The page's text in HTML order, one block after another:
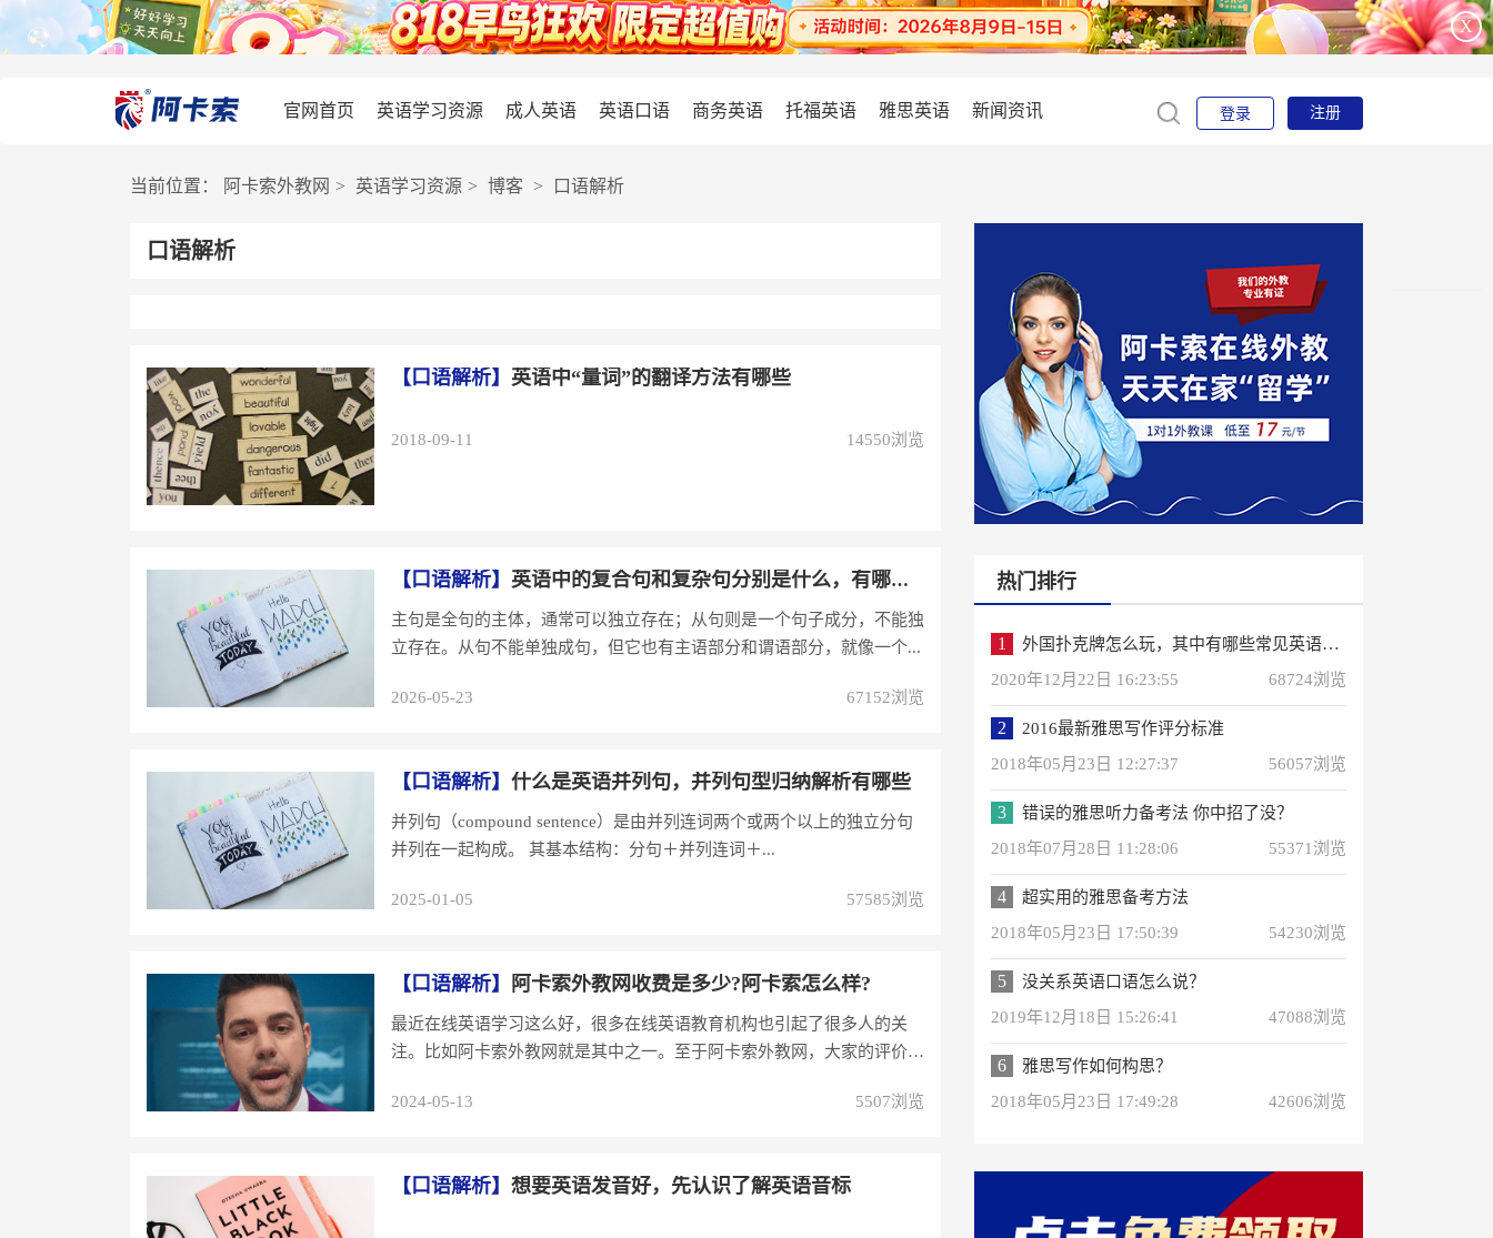
官网首页 英语学习资源 成人英语 英语口语 商务英语 托福英语 雅思英语 新闻资讯 登录 注册
当前位置： 阿卡索外教网 > 英语学习资源 > 博客 > 口语解析
口语解析
【口语解析】 英语中“量词”的翻译方法有哪些
2018-09-11 14550浏览
【口语解析】 英语中的复合句和复杂句分别是什么，有哪些解析
主句是全句的主体，通常可以独立存在；从句则是一个句子成分，不能独
立存在。从句不能单独成句，但它也有主语部分和谓语部分，就像一个...
2026-05-23 67152浏览
【口语解析】 什么是英语并列句，并列句型归纳解析有哪些
并列句（compound sentence）是由并列连词两个或两个以上的独立分句
并列在一起构成。 其基本结构：分句＋并列连词＋...
2025-01-05 57585浏览
【口语解析】 阿卡索外教网收费是多少?阿卡索怎么样?
最近在线英语学习这么好，很多在线英语教育机构也引起了很多人的关
注。比如阿卡索外教网就是其中之一。至于阿卡索外教网，大家的评价
2024-05-13
5507浏览
【口语解析】 想要英语发音好，先认识了解英语音标
热门排行
1
外国扑克牌怎么玩，其中有哪些常见英语词汇？
2020年12月22日 16:23:55
68724浏览
2
2016最新雅思写作评分标准
2018年05月23日 12:27:37
56057浏览
3
错误的雅思听力备考法 你中招了没？
2018年07月28日 11:28:06
55371浏览
4
超实用的雅思备考方法
2018年05月23日 17:50:39
54230浏览
5
没关系英语口语怎么说？
2019年12月18日 15:26:41
47088浏览
6
雅思写作如何构思？
2018年05月23日 17:49:28
42606浏览
X